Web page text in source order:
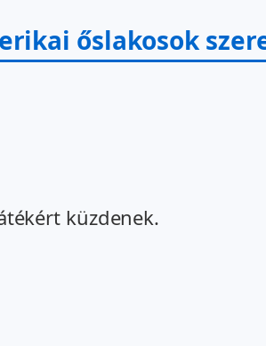
őslakosok
küzdenek.